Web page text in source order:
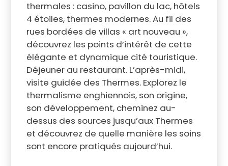
thermales : casino, pavillon du lac, hôtels
4 étoiles, thermes modernes. Au fil des
rues bordées de villas « art nouveau »,
découvrez les points d’intérêt de cette
élégante et dynamique cité touristique.
Déjeuner au restaurant. L’après-midi,
visite guidée des Thermes. Explorez le
thermalisme enghiennois, son origine,
son développement, cheminez au-
dessus des sources jusqu’aux Thermes
et découvrez de quelle manière les soins
sont encore pratiqués aujourd’hui.